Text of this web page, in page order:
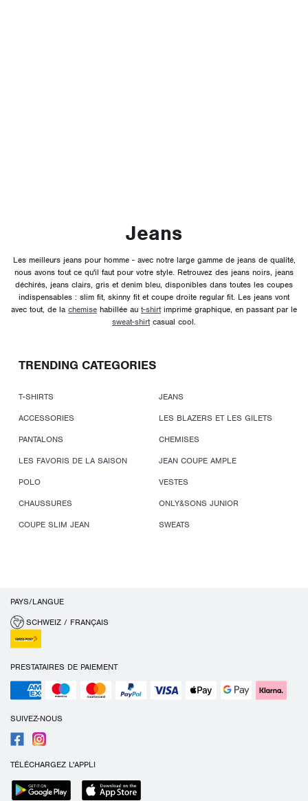
Jeans
Les meilleurs jeans pour homme - avec notre large gamme de jeans de qualité,
nous avons tout ce qu'il faut pour votre style. Retrouvez des jeans noirs, jeans
déchirés, jeans clairs, gris et denim bleu, disponibles dans toutes les coupes
indispensables : slim fit, skinny fit et coupe droite regular fit. Les jeans vont
avec tout, de la chemise habillée au t-shirt imprimé graphique, en passant par le
sweat-shirt casual cool.
TRENDING CATEGORIES
T-SHIRTS
JEANS
ACCESSORIES
LES BLAZERS ET LES GILETS
PANTALONS
CHEMISES
LES FAVORIS DE LA SAISON
JEAN COUPE AMPLE
POLO
VESTES
CHAUSSURES
ONLY&SONS JUNIOR
COUPE SLIM JEAN
SWEATS
PAYS/LANGUE
SCHWEIZ / FRANÇAIS
PRESTATAIRES DE PAIEMENT
SUIVEZ-NOUS
TÉLÉCHARGEZ L'APPLI